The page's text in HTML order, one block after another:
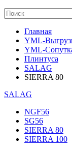
Главная
YML-
YML-
Плинтуса
SALAG
SIERRA 80
SALAG
NGF56
SG56
SIERRA 80
SIERRA 100